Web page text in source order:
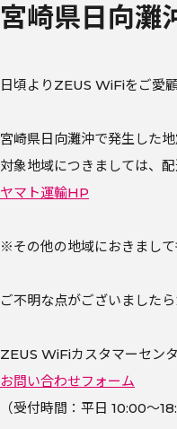
宮崎県日向灘
日頃よりZEUS WiFiをご愛
宮崎県日向灘沖で発生した
対象地域につきましては、
ヤマト運輸HP
※その他の地域におきまして
ご不明な点がございました
ZEUS WiFiカスタマーセン
お問い合わせフォーム
（受付時間：平日 10:00～